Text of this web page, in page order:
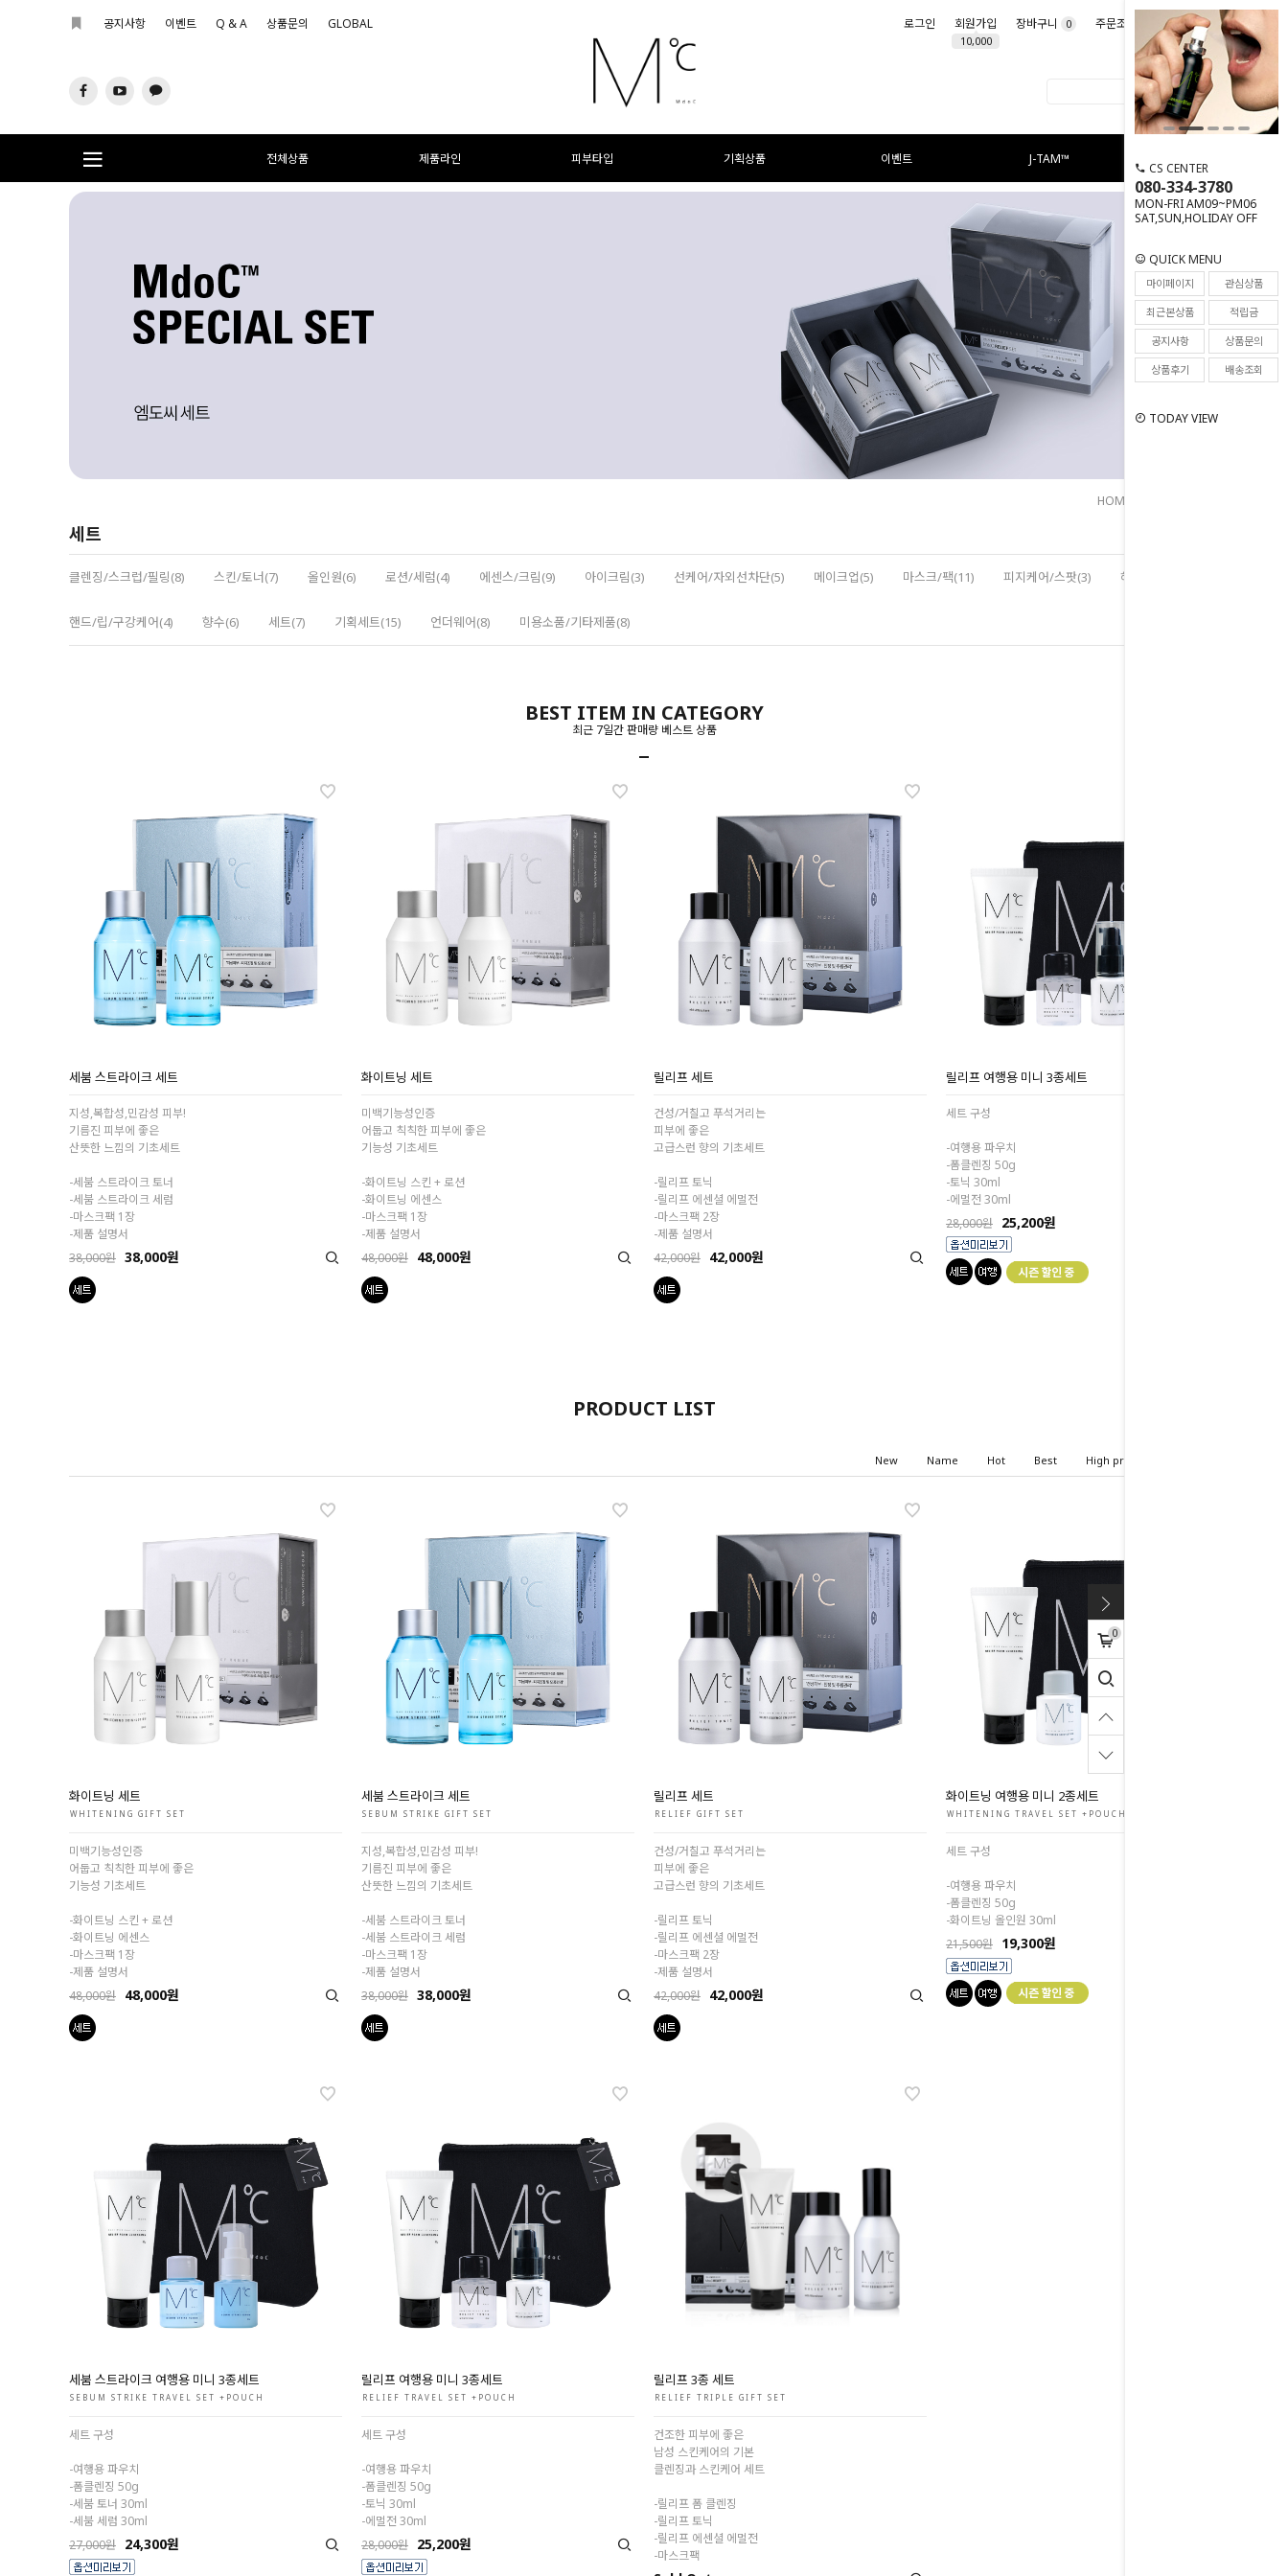
공지사항 이벤트 Q & A 상품문의 GLOBAL 로그인 회원가입
10,000
장바구니 0 주문조회 마이페이지
전체상품 제품라인 피부타입 기획상품 이벤트 J-TAM™
CS CENTER
080-334-3780
MON-FRI AM09~PM06
SAT,SUN,HOLIDAY OFF
QUICK MENU
마이페이지
관심상품
최근본상품
적립금
공지사항
상품문의
상품후기
배송조회
TODAY VIEW
0
HOME
세트
클렌징/스크럽/필링(8) 스킨/토너(7) 올인원(6) 로션/세럼(4) 에센스/크림(9) 아이크림(3) 선케어/자외선차단(5) 메이크업(5) 마스크/팩(11) 피지케어/스팟(3) 헤어/바디(8)
핸드/립/구강케어(4) 향수(6) 세트(7) 기획세트(15) 언더웨어(8) 미용소품/기타제품(8)
BEST ITEM IN CATEGORY
최근 7일간 판매량 베스트 상품
세붐 스트라이크 세트
지성,복합성,민감성 피부!
기름진 피부에 좋은
산뜻한 느낌의 기초세트
-세붐 스트라이크 토너
-세붐 스트라이크 세럼
-마스크팩 1장
-제품 설명서
38,000원 38,000원
화이트닝 세트
미백기능성인증
어둡고 칙칙한 피부에 좋은
기능성 기초세트
-화이트닝 스킨 + 로션
-화이트닝 에센스
-마스크팩 1장
-제품 설명서
48,000원 48,000원
릴리프 세트
건성/거칠고 푸석거리는
피부에 좋은
고급스런 향의 기초세트
-릴리프 토닉
-릴리프 에센셜 에멀전
-마스크팩 2장
-제품 설명서
42,000원 42,000원
릴리프 여행용 미니 3종세트
세트 구성
-여행용 파우치
-폼클렌징 50g
-토닉 30ml
-에멀전 30ml
28,000원 25,200원
PRODUCT LIST
New Name Hot Best High price
화이트닝 세트
WHITENING GIFT SET
미백기능성인증
어둡고 칙칙한 피부에 좋은
기능성 기초세트
-화이트닝 스킨 + 로션
-화이트닝 에센스
-마스크팩 1장
-제품 설명서
48,000원 48,000원
세붐 스트라이크 세트
SEBUM STRIKE GIFT SET
지성,복합성,민감성 피부!
기름진 피부에 좋은
산뜻한 느낌의 기초세트
-세붐 스트라이크 토너
-세붐 스트라이크 세럼
-마스크팩 1장
-제품 설명서
38,000원 38,000원
릴리프 세트
RELIEF GIFT SET
건성/거칠고 푸석거리는
피부에 좋은
고급스런 향의 기초세트
-릴리프 토닉
-릴리프 에센셜 에멀전
-마스크팩 2장
-제품 설명서
42,000원 42,000원
화이트닝 여행용 미니 2종세트
WHITENING TRAVEL SET +POUCH
세트 구성
-여행용 파우치
-폼클렌징 50g
-화이트닝 올인원 30ml
21,500원 19,300원
세붐 스트라이크 여행용 미니 3종세트
SEBUM STRIKE TRAVEL SET +POUCH
세트 구성
-여행용 파우치
-폼클렌징 50g
-세붐 토너 30ml
-세붐 세럼 30ml
27,000원 24,300원
릴리프 여행용 미니 3종세트
RELIEF TRAVEL SET +POUCH
세트 구성
-여행용 파우치
-폼클렌징 50g
-토닉 30ml
-에멀전 30ml
28,000원 25,200원
릴리프 3종 세트
RELIEF TRIPLE GIFT SET
건조한 피부에 좋은
남성 스킨케어의 기본
클렌징과 스킨케어 세트
-릴리프 폼 클렌징
-릴리프 토닉
-릴리프 에센셜 에멀전
-마스크팩